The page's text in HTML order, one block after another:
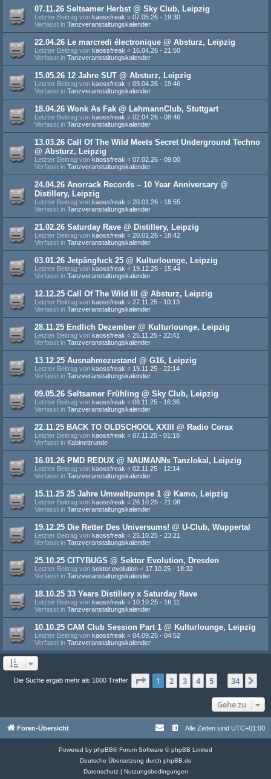
07.11.26 Seltsamer Herbst @ Sky Club, Leipzig
Letzter Beitrag von kaossfreak « 07.05.26 - 19:30
Verfasst in Tanzveranstaltungskalender
22.04.26 Le marcredi électronique @ Absturz, Leipzig
Letzter Beitrag von kaossfreak « 16.04.26 - 21:50
Verfasst in Tanzveranstaltungskalender
15.05.26 12 Jahre SUT @ Absturz, Leipzig
Letzter Beitrag von kaossfreak « 09.04.26 - 19:46
Verfasst in Tanzveranstaltungskalender
18.04.26 Wonk As Fak @ LehmannClub, Stuttgart
Letzter Beitrag von kaossfreak « 02.04.26 - 08:46
Verfasst in Tanzveranstaltungskalender
13.03.26 Call Of The Wild Meets Secret Underground Techno
@ Absturz, Leipzig
Letzter Beitrag von kaossfreak « 07.02.26 - 09:00
Verfasst in Tanzveranstaltungskalender
24.04.26 Anorrack Records – 10 Year Anniversary @
Distillery, Leipzig
Letzter Beitrag von kaossfreak « 20.01.26 - 18:55
Verfasst in Tanzveranstaltungskalender
21.02.26 Saturday Rave @ Distillery, Leipzig
Letzter Beitrag von kaossfreak « 20.01.26 - 18:42
Verfasst in Tanzveranstaltungskalender
03.01.26 Jetpängfuck 25 @ Kulturlounge, Leipzig
Letzter Beitrag von kaossfreak « 19.12.25 - 15:44
Verfasst in Tanzveranstaltungskalender
12.12.25 Call Of The Wild III @ Absturz, Leipzig
Letzter Beitrag von kaossfreak « 27.11.25 - 10:13
Verfasst in Tanzveranstaltungskalender
28.11.25 Endlich Dezember @ Kulturlounge, Leipzig
Letzter Beitrag von kaossfreak « 25.11.25 - 22:41
Verfasst in Tanzveranstaltungskalender
13.12.25 Ausnahmezustand @ G16, Leipzig
Letzter Beitrag von kaossfreak « 19.11.25 - 22:14
Verfasst in Tanzveranstaltungskalender
09.05.26 Seltsamer Frühling @ Sky Club, Leipzig
Letzter Beitrag von kaossfreak « 08.11.25 - 16:36
Verfasst in Tanzveranstaltungskalender
22.11.25 BACK TO OLDSCHOOL XXIII @ Radio Corax
Letzter Beitrag von kaossfreak « 07.11.25 - 01:18
Verfasst in Kabinettrunde
16.01.26 PMD REDUX @ NAUMANNs Tanzlokal, Leipzig
Letzter Beitrag von kaossfreak « 02.11.25 - 12:14
Verfasst in Tanzveranstaltungskalender
15.11.25 25 Jahre Umweltpumpe 1 @ Kamo, Leipzig
Letzter Beitrag von kaossfreak « 26.10.25 - 21:08
Verfasst in Tanzveranstaltungskalender
19.12.25 Die Retter Des Universums! @ U-Club, Wuppertal
Letzter Beitrag von kaossfreak « 25.10.25 - 23:21
Verfasst in Tanzveranstaltungskalender
25.10.25 CITYBUGS @ Sektor Evolution, Dresden
Letzter Beitrag von sektor.evolution « 17.10.25 - 18:32
Verfasst in Tanzveranstaltungskalender
18.10.25 33 Years Distillery x Saturday Rave
Letzter Beitrag von kaossfreak « 10.10.25 - 16:11
Verfasst in Tanzveranstaltungskalender
10.10.25 CAM Club Session Part 1 @ Kulturlounge, Leipzig
Letzter Beitrag von kaossfreak « 04.09.25 - 04:52
Verfasst in Tanzveranstaltungskalender
Die Suche ergab mehr als 1000 Treffer Seite 1von 34
1 2 3 4 5 34
Gehe zu
Foren-Übersicht Alle Zeiten sind UTC+01:00
Powered by phpBB® Forum Software © phpBB Limited
Deutsche Übersetzung durch phpBB.de
Datenschutz| Nutzungsbedingungen